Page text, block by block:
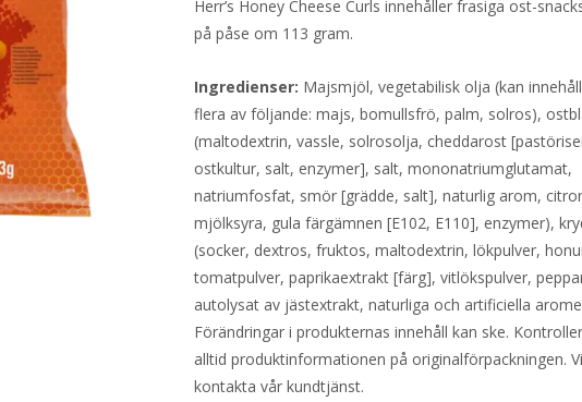
Herr’s Honey Cheese Curls innehåller frasiga ost-
på påse om 113 gram.
Ingredienser: Majsmjöl, vegetabilisk olja (kan
flera av följande: majs, bomullsfrö, palm, solros),
(maltodextrin, vassle, solrosolja, cheddarost
ostkultur, salt, enzymer], salt, mononatriumglutamat,
natriumfosfat, smör [grädde, salt], naturlig arom,
mjölksyra, gula färgämnen [E102, E110], enzymer),
(socker, dextros, fruktos, maltodextrin, lökpulver,
tomatpulver, paprikaextrakt [färg], vitlökspulver,
autolysat av jästextrakt, naturliga och artificiella
Förändringar i produkternas innehåll kan ske.
alltid produktinformationen på originalförpackningen.
kontakta vår kundtjänst.